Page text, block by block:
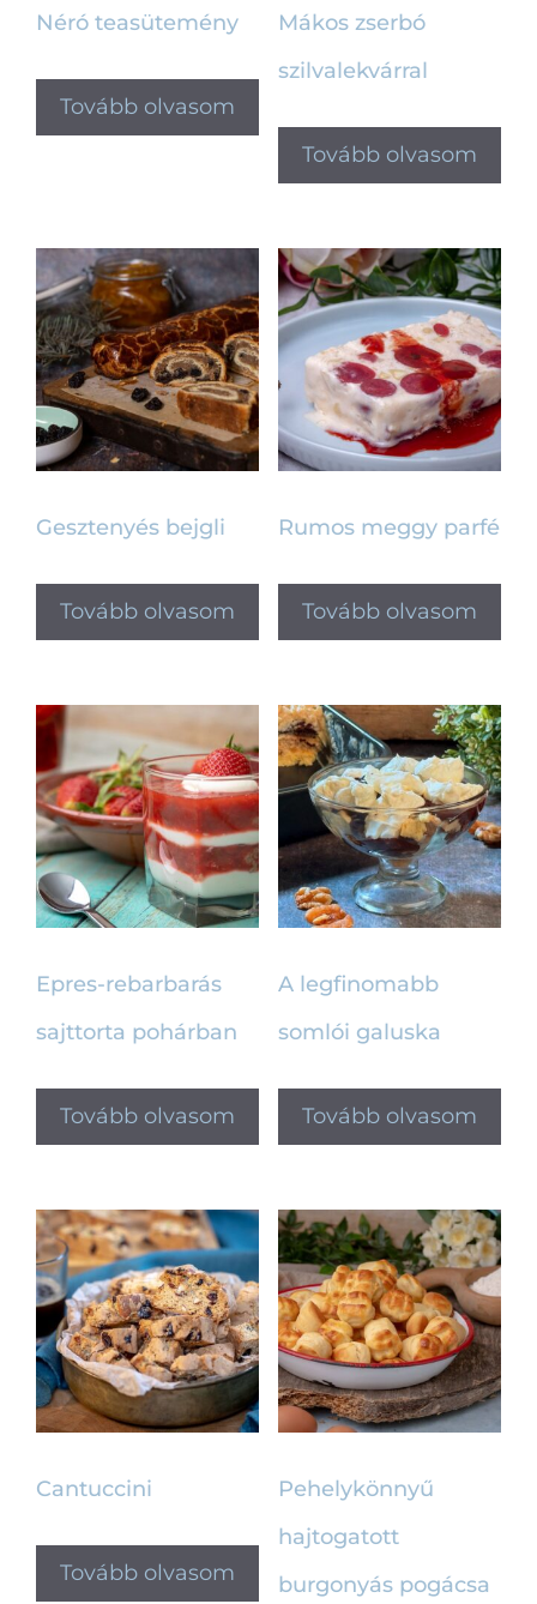
Néró teasütemény
Tovább olvasom
Mákos zserbó
szilvalekvárral
Tovább olvasom
Gesztenyés bejgli
Tovább olvasom
Rumos meggy parfé
Tovább olvasom
Epres-rebarbarás
sajttorta pohárban
Tovább olvasom
A legfinomabb
somlói galuska
Tovább olvasom
Cantuccini
Tovább olvasom
Pehelykönnyű
hajtogatott
burgonyás pogácsa